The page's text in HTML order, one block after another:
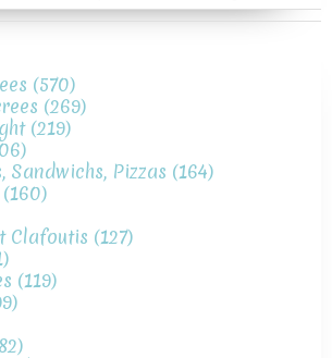
(570)
(269)
(219)
Sandwichs, Pizzas (164)
(160)
Clafoutis (127)
(119)